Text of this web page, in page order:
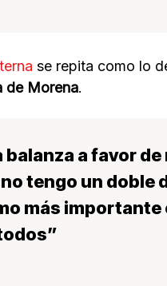
se repita como lo
de Morena.
balanza a favor
tengo un doble
más importante